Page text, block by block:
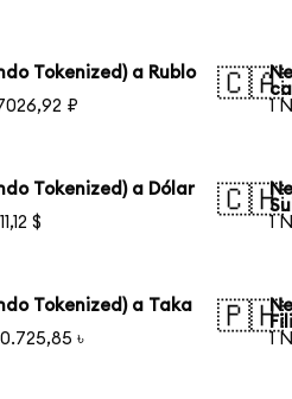
Tokenized) a Rublo
₽
🇨🇦
1
Tokenized) a Dólar
$
🇨🇭
1
Tokenized) a Taka
৳
🇵🇭
1